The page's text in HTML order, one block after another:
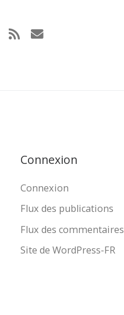
Connexion
Connexion
Flux des publications
Flux des commentaires
Site de WordPress-FR